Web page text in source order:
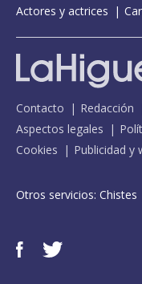
Actores y actrices
Contacto Redacción
Aspectos legales
Cookies
Publicidad y
Otros servicios: Chistes